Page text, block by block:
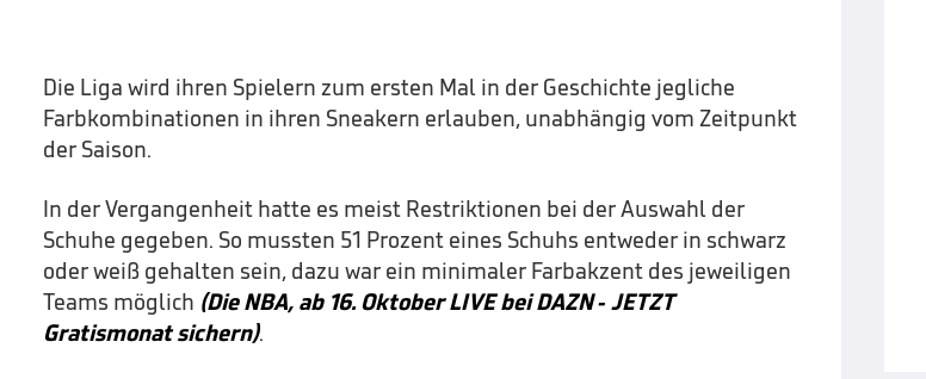
Die Liga wird ihren Spielern zum ersten Mal in der Geschichte jegliche
Farbkombinationen in ihren Sneakern erlauben, unabhängig vom Zeitpunkt
der Saison.
In der Vergangenheit hatte es meist Restriktionen bei der Auswahl der
Schuhe gegeben. So mussten 51 Prozent eines Schuhs entweder in schwarz
oder weiß gehalten sein, dazu war ein minimaler Farbakzent des jeweiligen
Teams möglich (Die NBA, ab 16. Oktober LIVE bei DAZN - JETZT
Gratismonat sichern).